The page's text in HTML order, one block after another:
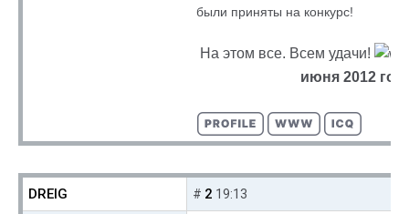
были приняты на конкурс!
На этом все. Всем удачи!
июня 2012
DREIG # 2 19:13